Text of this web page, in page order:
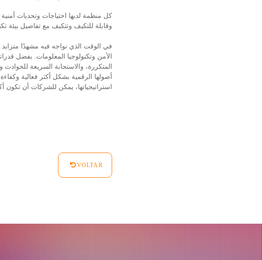
كل منظمة لديها احتياجات وتحديات
وقابلة للتكيف وتتكيف مع تفاصيل بيئة
في الوقت الذي نواجه فيه مشهدًا متزايد
الأمن وتكنولوجيا المعلومات. بفضل
المتكررة، والاستجابة السريعة للحوادث
أصولها الرقمية بشكل أكثر فعالية
استراتيجياتها، يمكن للشركات أن تكون
VOLTAR